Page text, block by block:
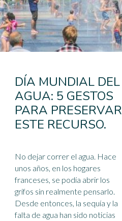
DÍA MUNDIAL DEL
AGUA: 5 GESTOS
PARA PRESERVAR
ESTE RECURSO.
No dejar correr el agua. Hace
unos años, en los hogares
franceses, se podía abrir los
grifos sin realmente pensarlo.
Desde entonces, la sequía y la
falta de agua han sido noticias